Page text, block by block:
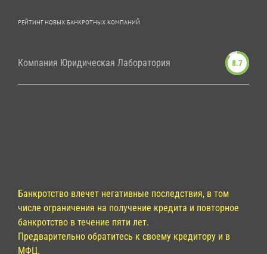
РЕЙТИНГ НОВЫХ БАНКРОТНЫХ КОМПАНИЙ
Компания Юридическая Лаборатория 8.7
Банкротство влечет негативные последствия, в том
числе ограничения на получение кредита и повторное
банкротство в течение пяти лет.
Предварительно обратитесь к своему кредитору и в
МФЦ.